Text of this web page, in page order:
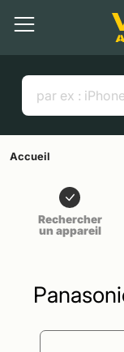
Contenu principal
Menu
Liens utiles
Accueil
Rechercher
un appareil